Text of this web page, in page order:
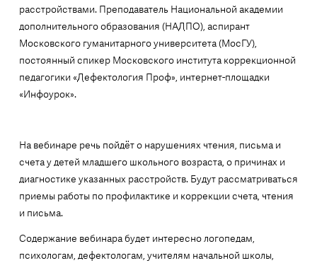
расстройствами. Преподаватель Национальной академии
дополнительного образования (НАДПО), аспирант
Московского гуманитарного университета (МосГУ),
постоянный спикер Московского института коррекционной
педагогики «Дефектология Проф», интернет-площадки
«Инфоурок».
На вебинаре речь пойдёт о нарушениях чтения, письма и
счета у детей младшего школьного возраста, о причинах и
диагностике указанных расстройств. Будут рассматриваться
приемы работы по профилактике и коррекции счета, чтения
и письма.
Содержание вебинара будет интересно логопедам,
психологам, дефектологам, учителям начальной школы,